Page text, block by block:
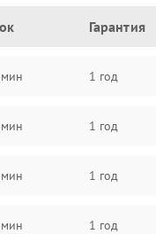
Гарантия
1 год
1 год
1 год
1 год